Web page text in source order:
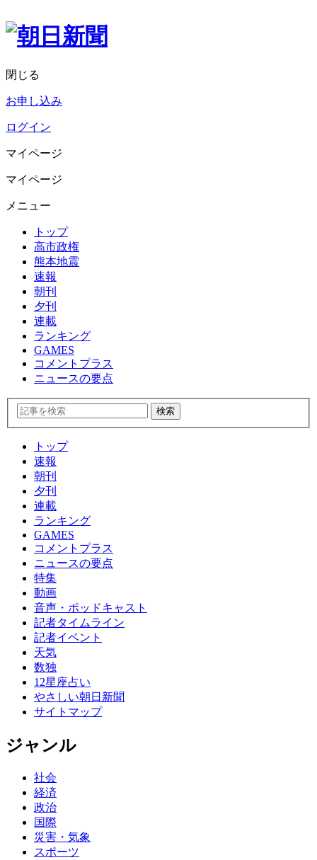
閉じる
お申し込み
ログイン
マイページ
マイページ
メニュー
トップ
高市政権
熊本地震
速報
朝刊
夕刊
連載
ランキング
GAMES
コメントプラス
ニュースの要点
トップ
速報
朝刊
夕刊
連載
ランキング
GAMES
コメントプラス
ニュースの要点
特集
動画
音声・ポッドキャスト
記者タイムライン
記者イベント
天気
数独
12星座占い
やさしい朝日新聞
サイトマップ
ジャンル
社会
経済
政治
国際
災害・気象
スポーツ